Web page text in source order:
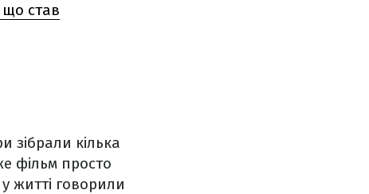
що став
зібрали кілька
фільм просто
житті говорили